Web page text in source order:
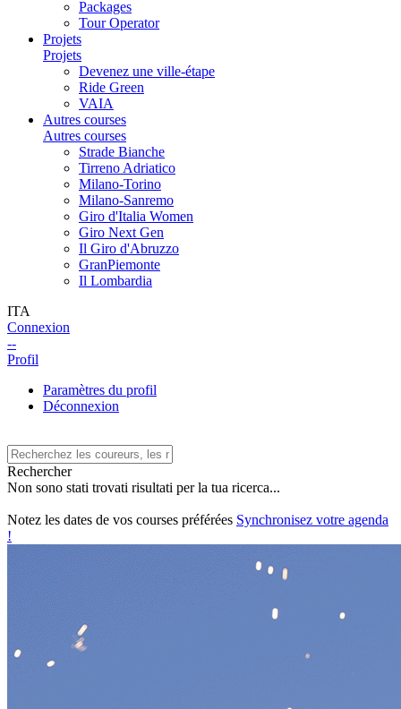
Packages
Tour Operator
Projets
Projets
Devenez une ville-étape
Ride Green
VAIA
Autres courses
Autres courses
Strade Bianche
Tirreno Adriatico
Milano-Torino
Milano-Sanremo
Giro d'Italia Women
Giro Next Gen
Il Giro d'Abruzzo
GranPiemonte
Il Lombardia
ITA
Connexion
--
Profil
Paramètres du profil
Déconnexion
Rechercher
Non sono stati trovati risultati per la tua ricerca...
Notez les dates de vos courses préférées Synchronisez votre agenda
!